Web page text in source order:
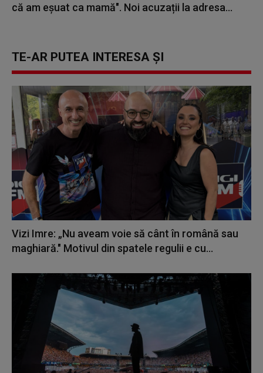
că am eșuat ca mamă". Noi acuzații la adresa...
TE-AR PUTEA INTERESA ȘI
Vizi Imre: „Nu aveam voie să cânt în română sau
maghiară." Motivul din spatele regulii e cu...